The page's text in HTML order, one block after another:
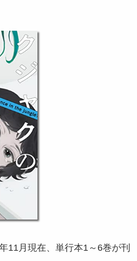
11月現在、単行本1～6巻が刊